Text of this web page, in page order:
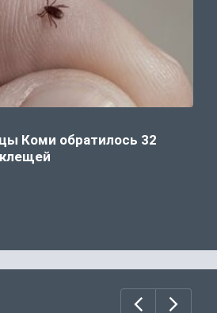
Коми обратилось 32